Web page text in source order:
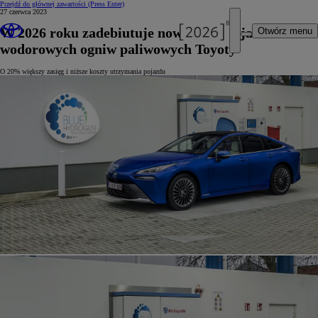
Przejdź do głównej zawartości (Press Enter)
Otwórz menu
27 czerwca 2023
W 2026 roku zadebiutuje nowa generacja
wodorowych ogniw paliwowych Toyoty
O 20% większy zasięg i niższe koszty utrzymania pojazdu